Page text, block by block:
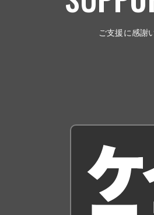
ご支援に感謝